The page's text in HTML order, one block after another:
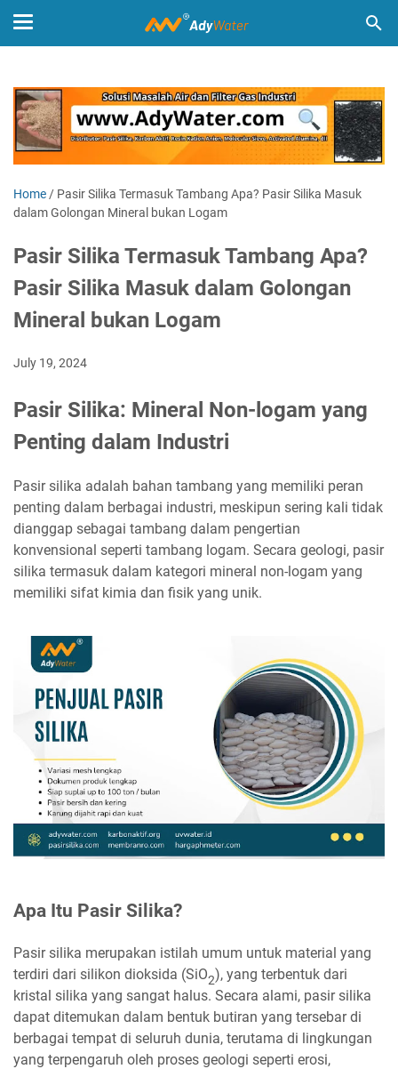
Home / Pasir Silika Termasuk Tambang Apa? Pasir Silika Masuk
dalam Golongan Mineral bukan Logam
Pasir Silika Termasuk Tambang Apa?
Pasir Silika Masuk dalam Golongan
Mineral bukan Logam
July 19, 2024
Pasir Silika: Mineral Non-logam yang
Penting dalam Industri
Pasir silika adalah bahan tambang yang memiliki peran
penting dalam berbagai industri, meskipun sering kali tidak
dianggap sebagai tambang dalam pengertian
konvensional seperti tambang logam. Secara geologi, pasir
silika termasuk dalam kategori mineral non-logam yang
memiliki sifat kimia dan fisik yang unik.
Apa Itu Pasir Silika?
Pasir silika merupakan istilah umum untuk material yang
terdiri dari silikon dioksida (SiO2), yang terbentuk dari
kristal silika yang sangat halus. Secara alami, pasir silika
dapat ditemukan dalam bentuk butiran yang tersebar di
berbagai tempat di seluruh dunia, terutama di lingkungan
yang terpengaruh oleh proses geologi seperti erosi,